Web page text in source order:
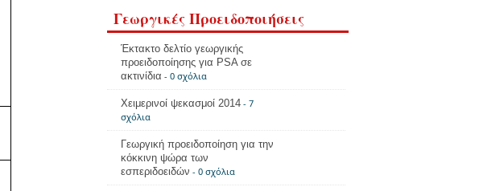
Γεωργικές Προειδοποιήσεις
Έκτακτο δελτίο γεωργικής
προειδοποίησης για PSA σε
ακτινίδια - 0 σχόλια
Χειμερινοί ψεκασμοί 2014 - 7
σχόλια
Γεωργική προειδοποίηση για την
κόκκινη ψώρα των
εσπεριδοειδών - 0 σχόλια